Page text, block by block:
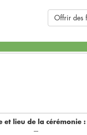
Offrir des
et lieu de la cérémonie :
---